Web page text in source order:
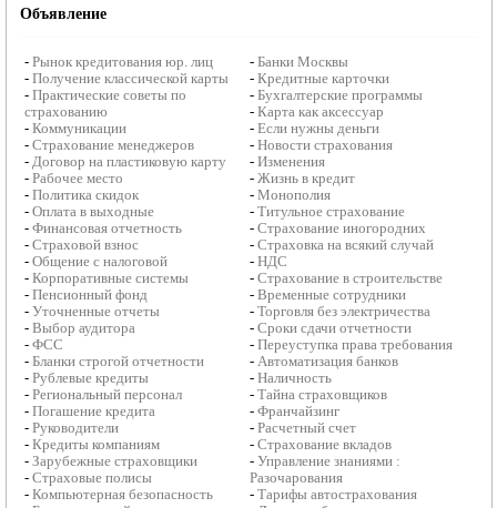
Объявление
-Рынок кредитования юр. лиц
-Получение классической карты
-Практические советы по
страхованию
-Коммуникации
-Страхование менеджеров
- Договор на пластиковую карту
-Рабочее место
-Политика скидок
-Оплата в выходные
-Финансовая отчетность
-Страховой взнос
-Общение с налоговой
-Корпоративные системы
-Пенсионный фонд
-Уточненные отчеты
-Выбор аудитора
-ФСС
-Бланки строгой отчетности
-Рублевые кредиты
-Региональный персонал
-Погашение кредита
-Руководители
-Кредиты компаниям
-Зарубежные страховщики
-Страховые полисы
-Компьютерная безопасность
-Банки Москвы
-Кредитные карточки
-Бухгалтерские программы
-Карта как аксессуар
-Если нужны деньги
-Новости страхования
-Изменения
-Жизнь в кредит
-Монополия
-Титульное страхование
-Страхование иногородних
-Страховка на всякий случай
-НДС
-Страхование в строительстве
-Временные сотрудники
-Торговля без электричества
-Сроки сдачи отчетности
-Переуступка права требования
- Автоматизация банков
-Наличность
-Тайна страховщиков
-Франчайзинг
-Расчетный счет
-Страхование вкладов
-Управление знаниями :
Разочарования
-Тарифы автострахования